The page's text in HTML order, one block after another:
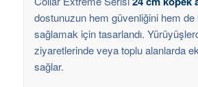
dostunuzun hem güvenliğini hem de
sağlamak için tasarlandı.
ziyaretlerinde veya toplu alanlarda
sağlar.